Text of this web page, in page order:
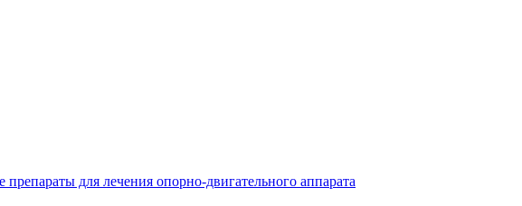
препараты для лечения опорно-двигательного аппарата